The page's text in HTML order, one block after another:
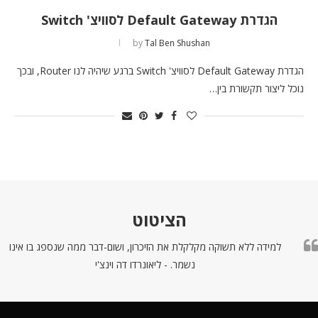
הגדרת Default Gateway לסוויצ' Switch
byTal Ben Shushan
הגדרת Default Gateway לסוויצ' Switch ברגע שיהיה לנו Router, ובכך
נוכל ליצור תקשורת בין…
הציטוט
למידה ללא תשוקה מקלקלת את הזיכרון, ושום-דבר ממה שנספג בו אינו
נשמר. - ליאונרדו דה וינצ'י